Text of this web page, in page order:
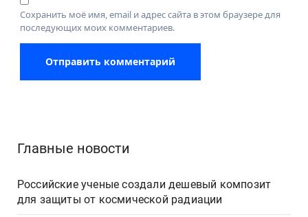
Сохранить моё имя, email и адрес сайта в этом браузере для
последующих моих комментариев.
Главные новости
Российские ученые создали дешевый композит
для защиты от космической радиации